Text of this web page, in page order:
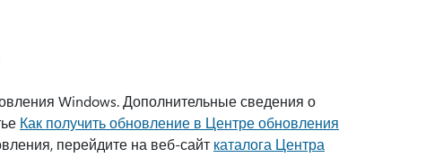
Windows. Дополнительные сведения о
Как получить обновление в Центре обновления
перейдите на веб-сайт каталога Центра